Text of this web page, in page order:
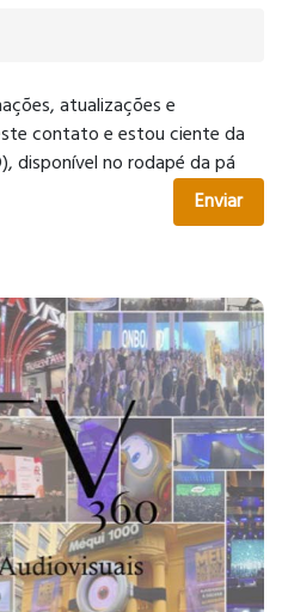
atualizações e
contato e estou ciente da
disponível no rodapé da pá
Enviar